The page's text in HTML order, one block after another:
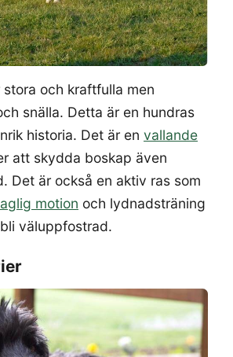
stora och kraftfulla men
snälla. Detta är en hundras
historia. Det är en vallande
att skydda boskap även
Det är också en aktiv ras som
motion och lydnadsträning
väluppfostrad.